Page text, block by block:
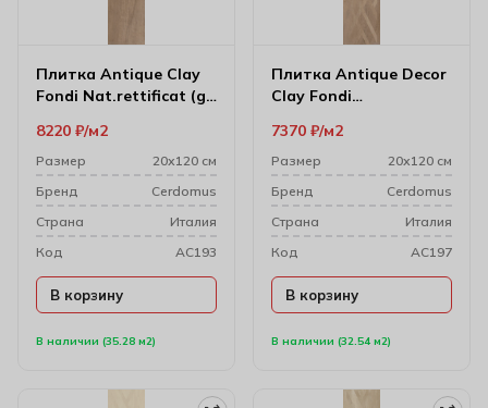
Плитка Antique Clay
Fondi Nat.rettificat (gl)
В наличии (35.28 м2)
8220 ₽ м2
Размер
20х120 см
Бренд
Cerdomus
Cтрана
Италия
Код
AC193
В корзину
Плитка Antique Decor
Clay Fondi
см
В наличии (32.54 м2)
7370 ₽ м2
Размер
20х120 см
Бренд
Cerdomus
Cтрана
Италия
Код
AC197
В корзину